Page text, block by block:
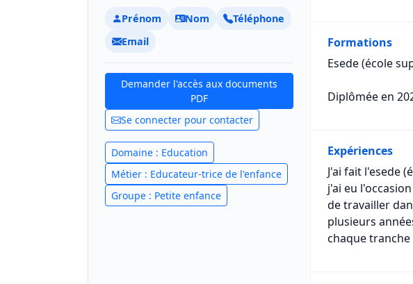
Prénom Nom
Téléphone
Email
Demander l'accès aux documents
PDF
Se connecter pour contacter
Domaine : Education
Métier : Educateur-trice de l'enfance
Groupe : Petite enfance
Formations
Esede (école
Diplômée en
Expériences
J'ai fait l'esede
j'ai eu
de travailler
plusieurs
chaque